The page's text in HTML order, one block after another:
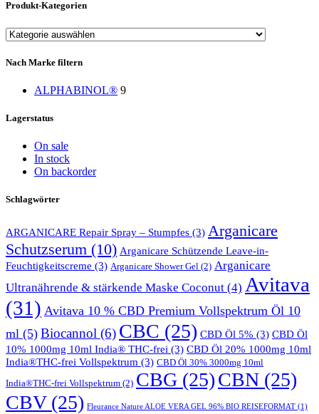
Produkt-Kategorien
Nach Marke filtern
ALPHABINOL® 9
Lagerstatus
On sale
In stock
On backorder
Schlagwörter
ARGANICARE Repair Spray – Stumpfes (3) Arganicare
Schutzserum (10) Arganicare Schützende Leave-in-
Feuchtigkeitscreme (3) Arganicare Shower Gel (2) Arganicare
Ultranährende & stärkende Maske Coconut (4) Avitava
(31) Avitava 10 % CBD Premium Vollspektrum Öl 10
ml (5) Biocannol (6) CBC (25) CBD Öl 5% (3) CBD Öl
10% 1000mg 10ml India® THC-frei (3) CBD Öl 20% 1000mg 10ml
India®THC-frei Vollspektrum (3) CBD Öl 30% 3000mg 10ml
India®THC-frei Vollspektrum (2) CBG (25)CBN (25)
CBV(25) Fleurance Nature ALOE VERA GEL 96% BIO REISEFORMAT (1)